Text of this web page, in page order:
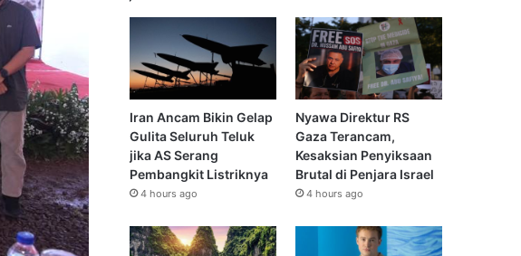
Iran Ancam Bikin Gelap
Gulita Seluruh Teluk
jika AS Serang
Pembangkit Listriknya
4 hours ago
Nyawa Direktur RS
Gaza Terancam,
Kesaksian Penyiksaan
Brutal di Penjara Israel
4 hours ago